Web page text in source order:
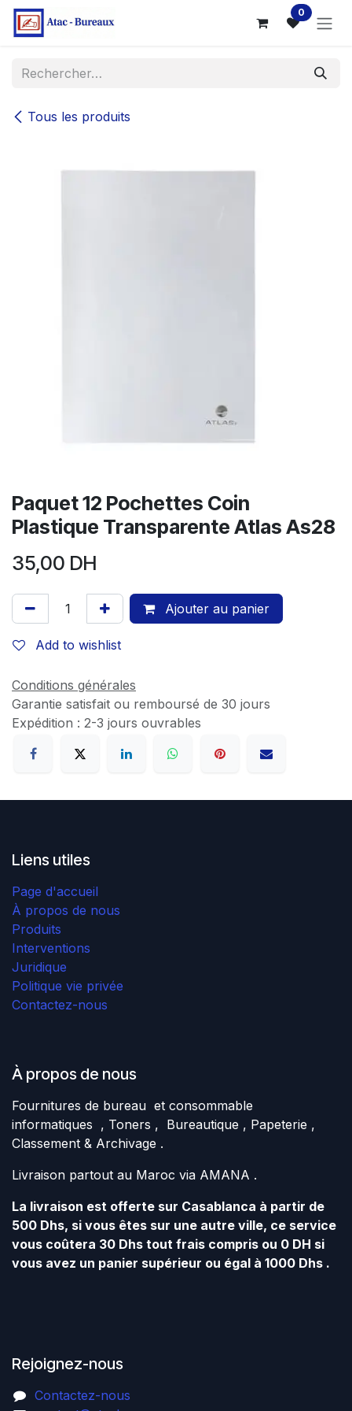
Se rendre au contenu 0
Tous les produits
Paquet 12 Pochettes Coin
Plastique Transparente Atlas As28
35,00 DH
Ajouter au panier
Add to wishlist
Conditions générales
Garantie satisfait ou remboursé de 30 jours
Expédition : 2-3 jours ouvrables
Liens utiles
Page d'accueil
À propos de nous
Produits
Interventions
Juridique
Politique vie privée
Contactez-nous
À propos de nous
Fournitures de bureau et consommable
informatiques , Toners , Bureautique , Papeterie ,
Classement & Archivage .
Livraison partout au Maroc via AMANA .
La livraison est offerte sur Casablanca à partir de
500 Dhs, si vous êtes sur une autre ville, ce service
vous coûtera 30 Dhs tout frais compris ou 0 DH si
vous avez un panier supérieur ou égal à 1000 Dhs .
Rejoignez-nous
Contactez-nous